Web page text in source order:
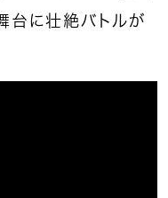
台に壮絶バトルが